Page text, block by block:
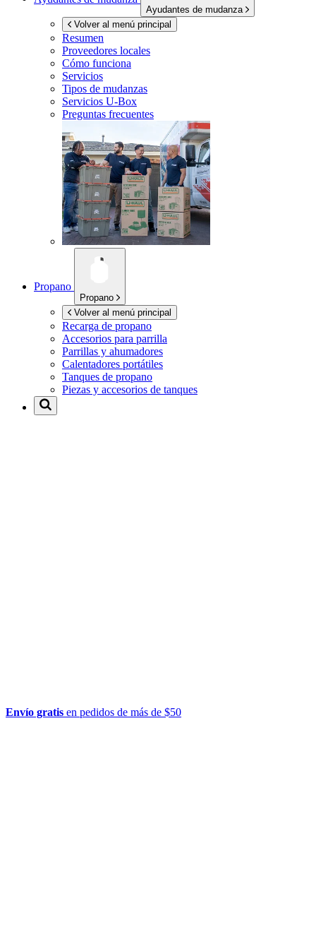
Ayudantes de mudanza
Volver al menú principal
Resumen
Proveedores locales
Cómo funciona
Servicios
Tipos de mudanzas
Servicios U-Box
Preguntas frecuentes
Propano
Propano
Volver al menú principal
Recarga de propano
Accesorios para parrilla
Parrillas y ahumadores
Calentadores portátiles
Tanques de propano
Piezas y accesorios de tanques
Envío gratis en pedidos de más de $50